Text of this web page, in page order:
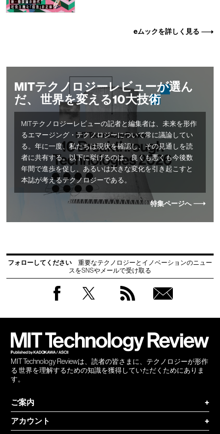
eムックを詳しく見る
MITテクノロジーレビューが選ん
だ、 世界を変える10大技術
MITテクノロジーレビューの記者と編集者は、未来を形作
るエマージング・テクノロジーについて常に議論してい
る。年に一度、私たちは現状を確認し、その見通しを読
者に共有する。以下に挙げるのは、良くも悪くも今後数
年間で進歩を促し、あるいは大きな変化を引き起こすと
本誌が考えるテクノロジーである。
特集ページへ
フォローしてください
重要なテクノロジーとイノベーションのニュー
スをSNSやメールで受け取る
MIT Technology Reviewは、読者の皆さまに、テクノロジーが形作
る 世界を理解するための知識を獲得していただくためにありま
す。
ご案内
+
アカウント
+